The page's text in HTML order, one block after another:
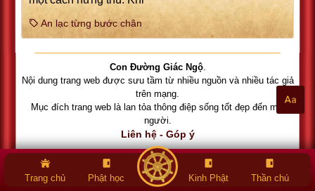
An lạc từng bước chân
Con Đường Giác Ngộ.
Nội dung trang web được sưu tầm từ nhiều nguồn và nhiều tác giả
trên mạng.
Mục đích trang web là lan tỏa thông điệp sống tốt đẹp đến mọi
người.
Liên hệ - Góp ý
Trang chủ Phật học Kinh Phật Thần chú